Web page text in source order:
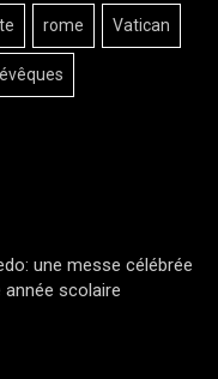
rome Vatican
évêques
une messe célébrée
année scolaire